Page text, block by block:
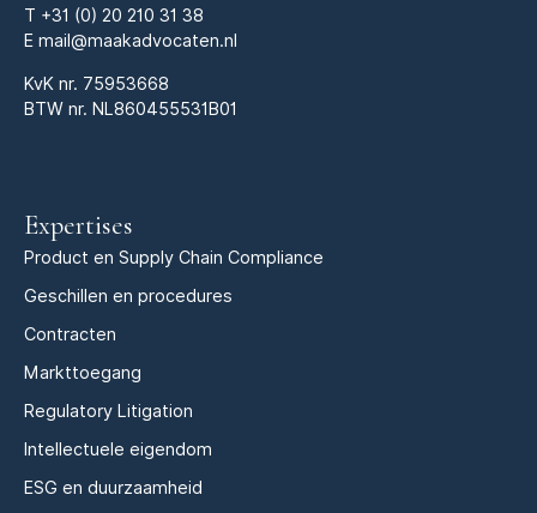
T +31 (0) 20 210 31 38
E mail@maakadvocaten.nl
KvK nr. 75953668
BTW nr. NL860455531B01
Expertises
Product en Supply Chain Compliance
Geschillen en procedures
Contracten
Markttoegang
Regulatory Litigation
Intellectuele eigendom
ESG en duurzaamheid